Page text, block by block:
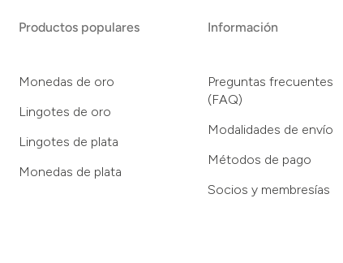
Productos populares
Monedas de oro
Lingotes de oro
Lingotes de plata
Monedas de plata
Información
Preguntas frecuentes
(FAQ)
Modalidades de envío
Métodos de pago
Socios y membresías